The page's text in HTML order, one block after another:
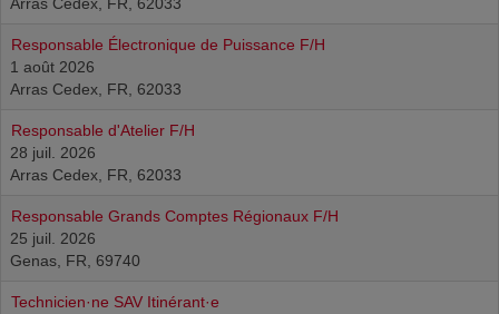
Responsable Électronique de Puissance F/H
1 août 2026
Arras Cedex, FR, 62033
Responsable d'Atelier F/H
28 juil. 2026
Arras Cedex, FR, 62033
Responsable Grands Comptes Régionaux F/H
25 juil. 2026
Genas, FR, 69740
Technicien·ne SAV Itinérant·e